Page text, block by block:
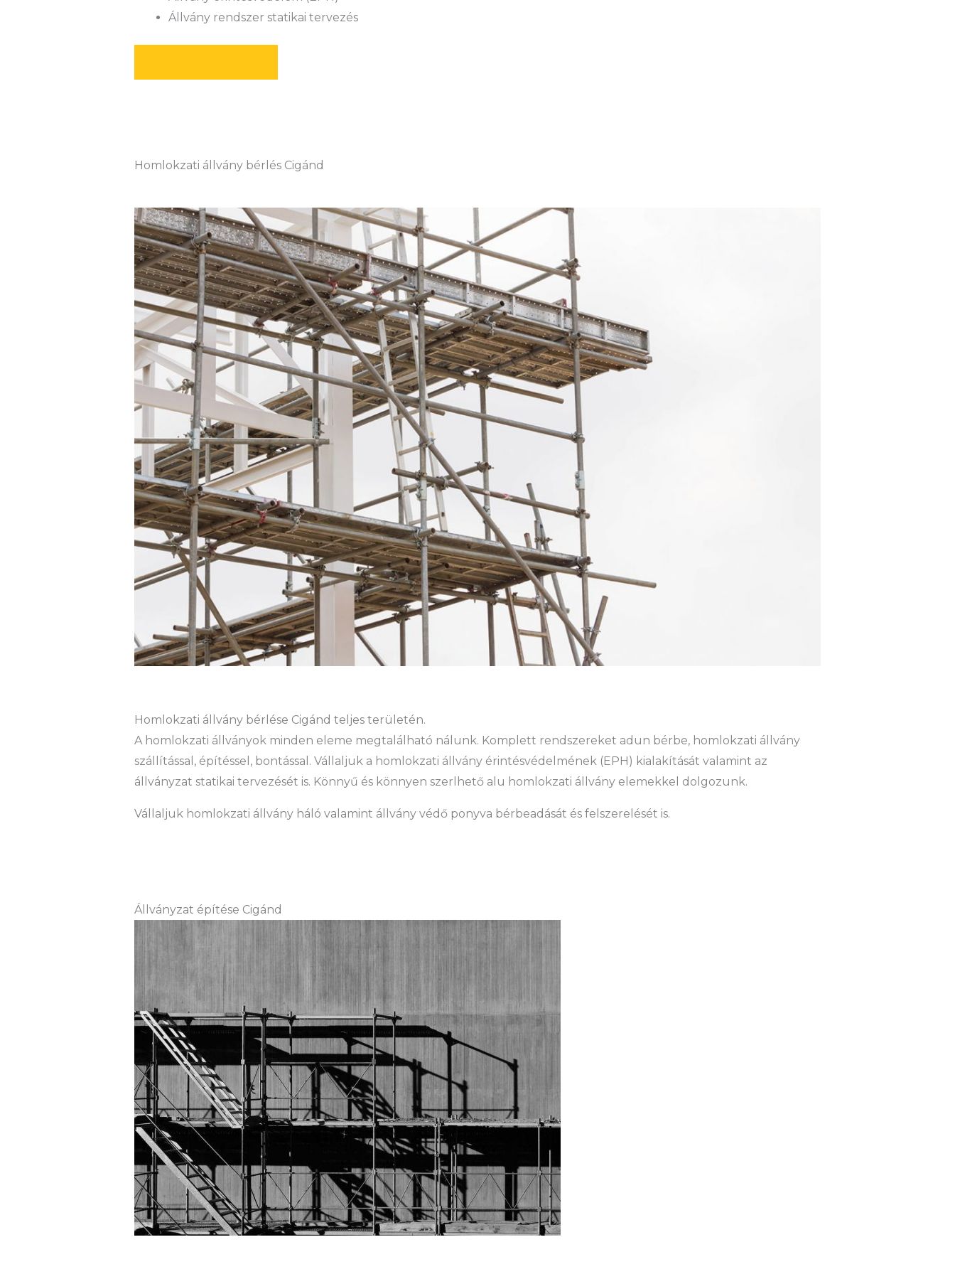
Állvány rendszer statikai tervezés
Homlokzati állvány bérlés Cigánd
Homlokzati állvány bérlése Cigánd teljes területén.
A homlokzati állványok minden eleme megtalálható nálunk. Komplett rendszereket adun bérbe, homlokzati állvány
szállítással, építéssel, bontással. Vállaljuk a homlokzati állvány érintésvédelmének (EPH) kialakítását valamint az
állványzat statikai tervezését is. Könnyű és könnyen szerlhető alu homlokzati állvány elemekkel dolgozunk.
Vállaljuk homlokzati állvány háló valamint állvány védő ponyva bérbeadását és felszerelését is.
Állványzat építése Cigánd